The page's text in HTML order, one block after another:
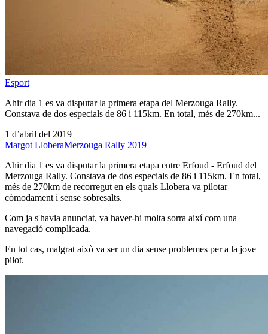
Esport
Ahir dia 1 es va disputar la primera etapa del Merzouga Rally.
Constava de dos especials de 86 i 115km. En total, més de 270km...
1 d’abril del 2019
Margot LloberaMerzouga Rally 2019
Ahir dia 1 es va disputar la primera etapa entre Erfoud - Erfoud del
Merzouga Rally. Constava de dos especials de 86 i 115km. En total,
més de 270km de recorregut en els quals Llobera va pilotar
còmodament i sense sobresalts.
Com ja s'havia anunciat, va haver-hi molta sorra així com una
navegació complicada.
En tot cas, malgrat això va ser un dia sense problemes per a la jove
pilot.